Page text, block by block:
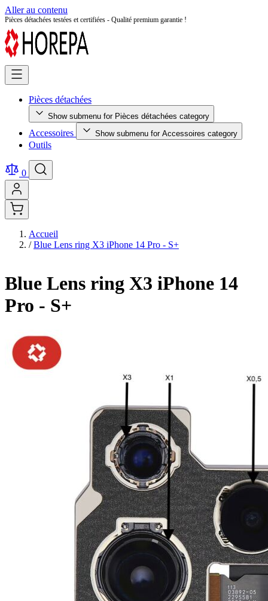
Aller au contenu
Pièces détachées testées et certifiées - Qualité premium garantie !
Pièces détachées
Show submenu for Pièces détachées category
Accessoires Show submenu for Accessoires category
Outils
0
Accueil
/ Blue Lens ring X3 iPhone 14 Pro - S+
Blue Lens ring X3 iPhone 14
Pro - S+